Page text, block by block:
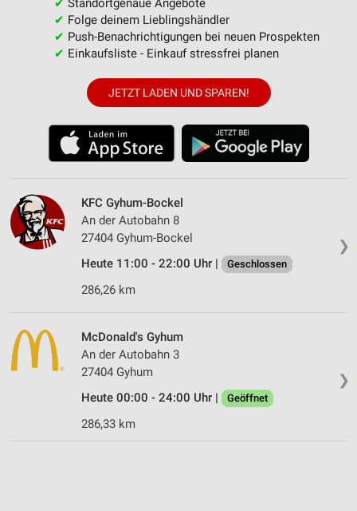
✔ Standortgenaue Angebote
✔ Folge deinem Lieblingshändler
✔ Push-Benachrichtigungen bei neuen Prospekten
✔ Einkaufsliste - Einkauf stressfrei planen
JETZT LADEN UND SPAREN!
❯
KFC Gyhum-Bockel
An der Autobahn 8
27404 Gyhum-Bockel
Heute 11:00 - 22:00 Uhr |
Geschlossen
286,26 km
❯
McDonald's Gyhum
An der Autobahn 3
27404 Gyhum
Heute 00:00 - 24:00 Uhr |
Geöffnet
286,33 km